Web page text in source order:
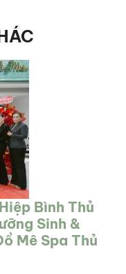
Bình Thủ
Sinh &
Mê Spa Thủ